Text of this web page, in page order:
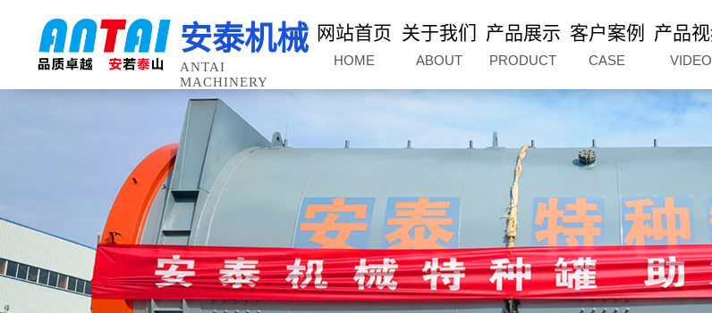
安泰机械
ANTAI
MACHINERY
网站首页
HOME
关于我们
ABOUT
产品展示
PRODUCT
客户案例
CASE
产品
VIDEO